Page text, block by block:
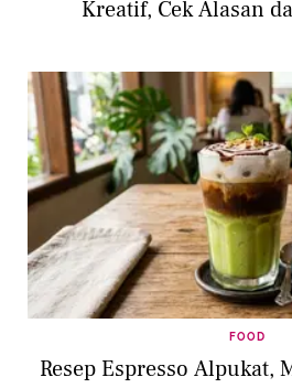
Kreatif, Cek Alasan
FOOD
Resep Espresso Alpukat,